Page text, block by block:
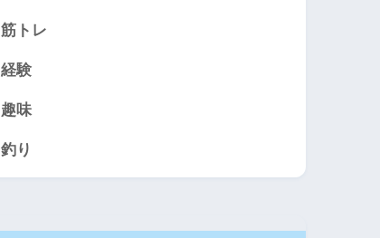
筋トレ
経験
趣味
釣り